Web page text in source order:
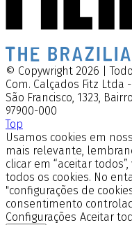
© Copywright 2026 |
Com. Calçados Fitz Ltda
São Francisco, 1323,
97900-000
Top
Usamos cookies em
mais relevante,
clicar em “aceitar
todos os cookies. No
"configurações de
consentimento
Configurações Aceitar